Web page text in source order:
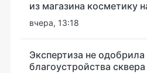
из магазина косметику
вчера, 13:18
Экспертиза не одобрила
благоустройства